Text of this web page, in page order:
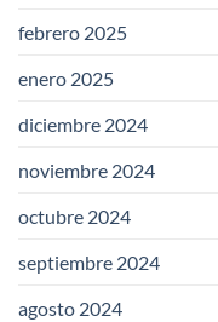
febrero 2025
enero 2025
diciembre 2024
noviembre 2024
octubre 2024
septiembre 2024
agosto 2024